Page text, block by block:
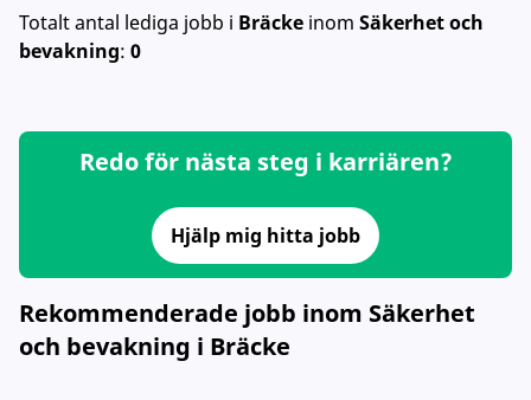
Totalt antal lediga jobb i Bräcke inom Säkerhet och
bevakning: 0
Redo för nästa steg i karriären?
Hjälp mig hitta jobb
Rekommenderade jobb inom Säkerhet
och bevakning i Bräcke